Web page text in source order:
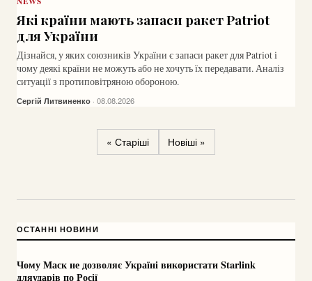
Які країни мають запаси ракет Patriot
для України
Дізнайся, у яких союзників України є запаси ракет для Patriot і
чому деякі країни не можуть або не хочуть їх передавати. Аналіз
ситуації з протиповітряною обороною.
Сергій Литвиненко · 08.08.2026
« Старіші Новіші »
ОСТАННІ НОВИНИ
Чому Маск не дозволяє Україні використати Starlink
дляударів по Росії